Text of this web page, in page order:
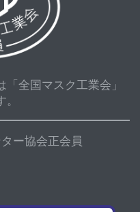
全国マスク工業会」
ー協会正会員